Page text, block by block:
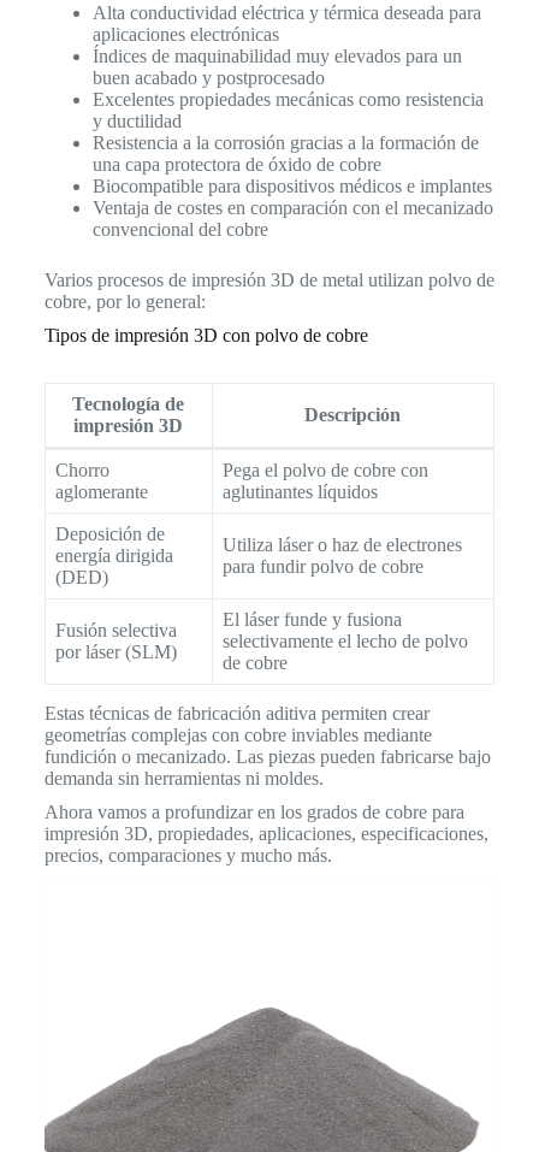
Alta conductividad eléctrica y térmica deseada para
aplicaciones electrónicas
Índices de maquinabilidad muy elevados para un
buen acabado y postprocesado
Excelentes propiedades mecánicas como resistencia
y ductilidad
Resistencia a la corrosión gracias a la formación de
una capa protectora de óxido de cobre
Biocompatible para dispositivos médicos e implantes
Ventaja de costes en comparación con el mecanizado
convencional del cobre
Varios procesos de impresión 3D de metal utilizan polvo de
cobre, por lo general:
Tipos de impresión 3D con polvo de cobre
Tecnología de
impresión 3D
Descripción
Chorro
aglomerante
Pega el polvo de cobre con
aglutinantes líquidos
Deposición de
energía dirigida
(DED)
Utiliza láser o haz de electrones
para fundir polvo de cobre
Fusión selectiva
por láser (SLM)
El láser funde y fusiona
selectivamente el lecho de polvo
de cobre
Estas técnicas de fabricación aditiva permiten crear
geometrías complejas con cobre inviables mediante
fundición o mecanizado. Las piezas pueden fabricarse bajo
demanda sin herramientas ni moldes.
Ahora vamos a profundizar en los grados de cobre para
impresión 3D, propiedades, aplicaciones, especificaciones,
precios, comparaciones y mucho más.